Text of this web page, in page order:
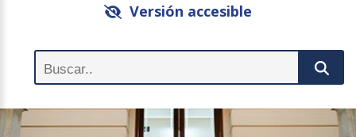
Versión accesible